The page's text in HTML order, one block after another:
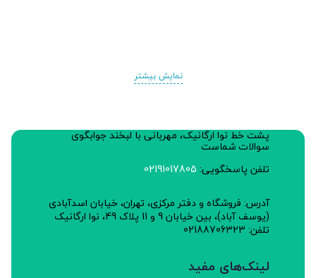
نمایش بیشتر
پشت خط نوا ارگانیک، مهربانی با لبخند جوابگوی
سوالات شماست
تلفن پاسخگویی: 02191017805
آدرس: فروشگاه و دفتر مرکزی، تهران، خیابان اسدآبادی
(یوسف آباد)، بین خیابان 9 و 11 پلاک 49، نوا ارگانیک
تلفن: 02188706323
لینک‌های مفید